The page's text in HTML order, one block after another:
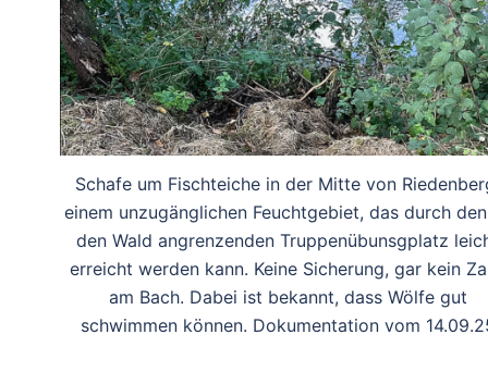
Schafe um Fischteiche in der Mitte von
einem unzugänglichen Feuchtgebiet, das durch
den Wald angrenzenden Truppenübunsgplatz
erreicht werden kann. Keine Sicherung, gar kein
am Bach. Dabei ist bekannt, dass Wölfe gut
schwimmen können. Dokumentation vom